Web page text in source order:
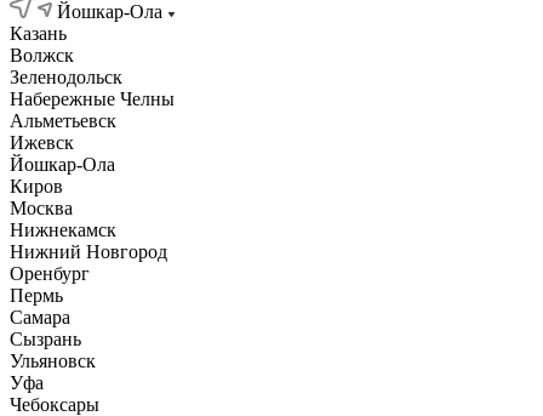
Йошкар-Ола
Казань
Волжск
Зеленодольск
Набережные Челны
Альметьевск
Ижевск
Йошкар-Ола
Киров
Москва
Нижнекамск
Нижний Новгород
Оренбург
Пермь
Самара
Сызрань
Ульяновск
Уфа
Чебоксары